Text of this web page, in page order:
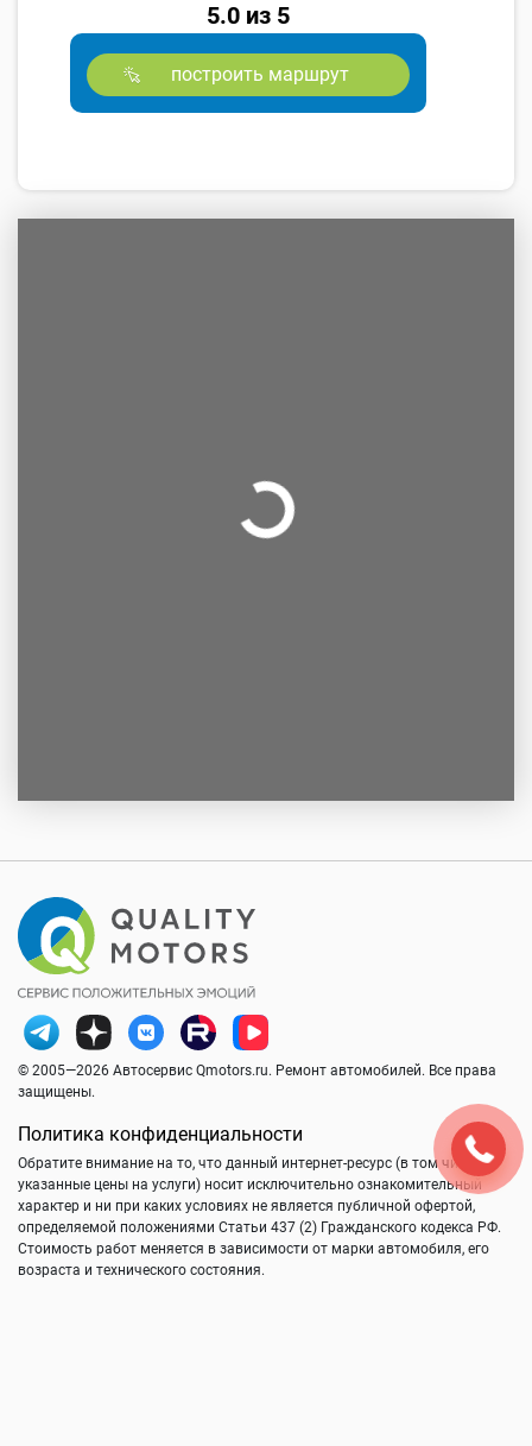
5.0 из 5
построить маршрут
© 2005—2026 Автосервис Qmotors.ru. Ремонт автомобилей. Все права
защищены.
Политика конфиденциальности
Обратите внимание на то, что данный интернет-ресурс (в том числе
указанные цены на услуги) носит исключительно ознакомительный
характер и ни при каких условиях не является публичной офертой,
определяемой положениями Статьи 437 (2) Гражданского кодекса РФ.
Стоимость работ меняется в зависимости от марки автомобиля, его
возраста и технического состояния.